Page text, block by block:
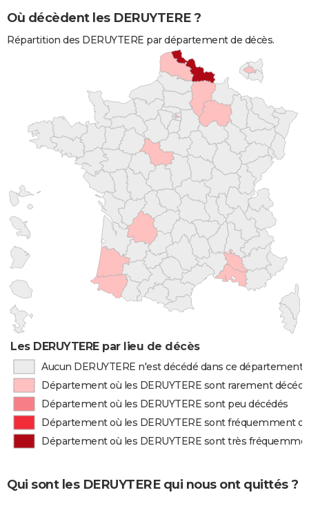
Où décèdent les DERUYTERE ?
Répartition des DERUYTERE par département de décès.
Les DERUYTERE par lieu de décès
Aucun DERUYTERE n'est décédé dans ce département
Département où les DERUYTERE sont rarement
Département où les DERUYTERE sont peu décédés
Département où les DERUYTERE sont fréquemment
Département où les DERUYTERE sont très
Qui sont les DERUYTERE qui nous ont quittés ?